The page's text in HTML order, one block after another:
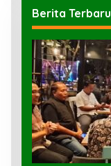
Berita Terbaru